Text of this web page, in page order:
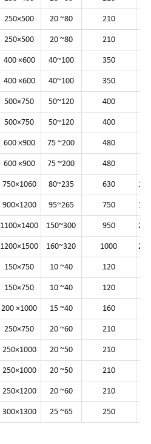
250×500 20 ~80 210
250×500 20 ~80 210
400 ×600 40~100 350
400 ×600 40~100 350
500×750 50~120 400
500×750 50~120 400
600 ×900 75 ~200 480
600 ×900 75 ~200 480
750×1060 80~235 630
900×1200 95~265 750
1100×1400 150~300 950
1200×1500 160~320 1000
150×750 10 ~40 120
150×750 10 ~40 120
200 ×1000 15 ~40 160
250×750 20 ~60 210
250×1000 20 ~50 210
250×1000 20 ~50 210
250×1200 20 ~60 210
300×1300 25 ~65 250